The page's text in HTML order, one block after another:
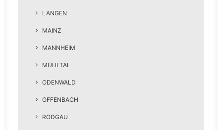
LANGEN
MAINZ
MANNHEIM
MÜHLTAL
ODENWALD
OFFENBACH
RODGAU